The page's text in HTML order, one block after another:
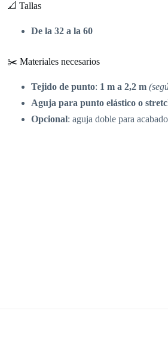
📐 Tallas
De la 32 a la 60
✂️ Materiales necesarios
Tejido de punto: 1 m a 2,2 m
Aguja para punto elástico o
Opcional: aguja doble para